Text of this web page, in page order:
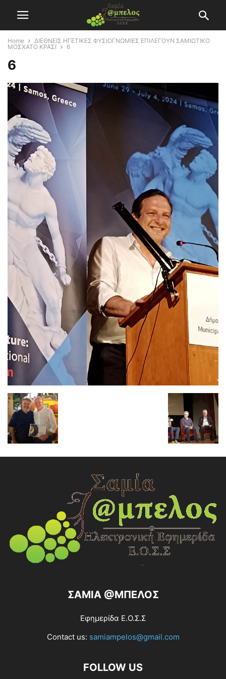
Home
ΔΙΕΘΝΕΙΣ ΗΓΕΤΙΚΕΣ ΦΥΣΙΟΓΝΩΜΙΕΣ ΕΠΙΛΕΓΟΥΝ ΣΑΜΙΩΤΙΚΟ
ΜΟΣΧΑΤΟ ΚΡΑΣΙ
6
6
ΣΑΜΙΑ @ΜΠΕΛΟΣ
Εφημερίδα Ε.Ο.Σ.Σ
Contact us: samiampelos@gmail.com
FOLLOW US